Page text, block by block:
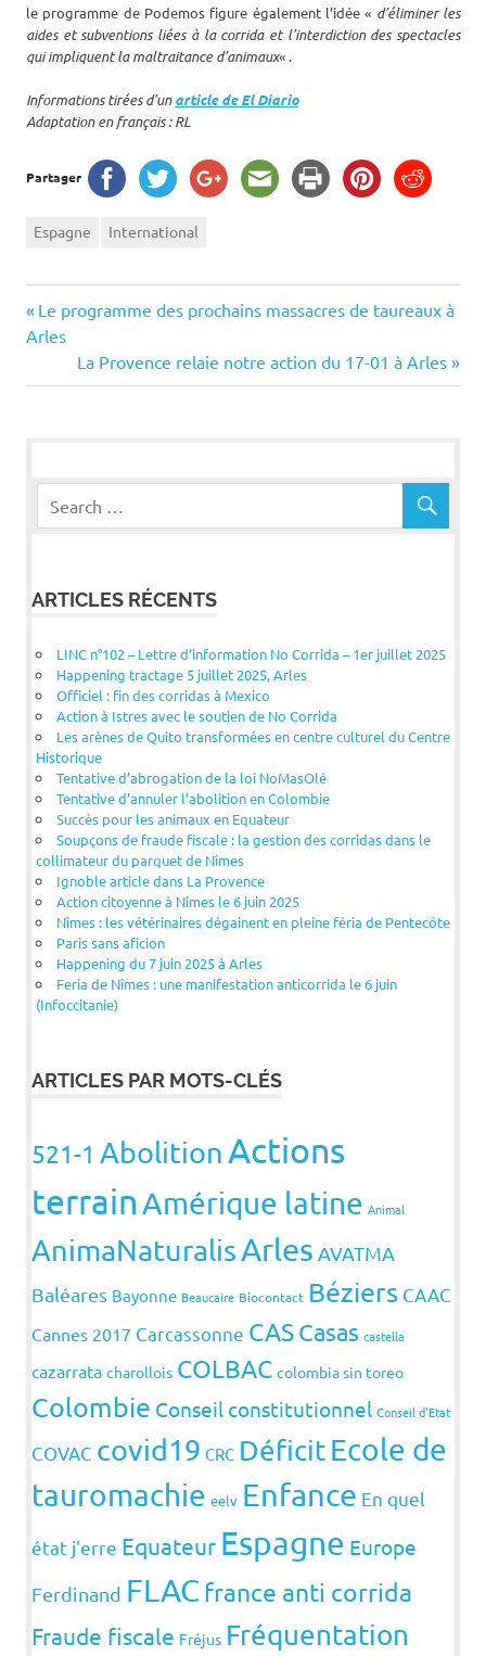
le programme de Podemos figure également l’idée « d’éliminer les
aides et subventions liées à la corrida et l’interdiction des spectacles
qui impliquent la maltraitance d’animaux« .
Informations tirées d’unarticle de El Diario
Adaptation en français : RL
Partager
Espagne International
Navigation
Previous
Post:
Le programme des prochains massacres de taureaux à
Arles
Next
Post:
La Provence relaie notre action du 17-01 à Arles
ARTICLES RÉCENTS
LINC n°102 – Lettre d’information No Corrida – 1er juillet 2025
Happening tractage 5 juillet 2025, Arles
Officiel : fin des corridas à Mexico
Action à Istres avec le soutien de No Corrida
Les arènes de Quito transformées en centre culturel du Centre
Historique
Tentative d’abrogation de la loi NoMasOlé
Tentative d’annuler l’abolition en Colombie
Succès pour les animaux en Equateur
Soupçons de fraude fiscale : la gestion des corridas dans le
collimateur du parquet de Nîmes
Ignoble article dans La Provence
Action citoyenne à Nîmes le 6 juin 2025
Nîmes : les vétérinaires dégainent en pleine féria de Pentecôte
Paris sans aficion
Happening du 7 juin 2025 à Arles
Feria de Nîmes : une manifestation anticorrida le 6 juin
(Infoccitanie)
ARTICLES PAR MOTS-CLÉS
521-1 Abolition Actions
terrainAmérique latine Animal
AnimaNaturalisArles AVATMA
Baléares Bayonne Beaucaire Biocontact Béziers CAAC
Cannes 2017 Carcassonne CASCasas castella
cazarrata charollois COLBAC colombia sin toreo
Colombie Conseil constitutionnel Conseil d'Etat
COVAC covid19 CRC DéficitEcole de
tauromachie eelv Enfance En quel
état j'erre Equateur Espagne Europe
Ferdinand FLAC france anti corrida
Fraude fiscale Fréjus Fréquentation